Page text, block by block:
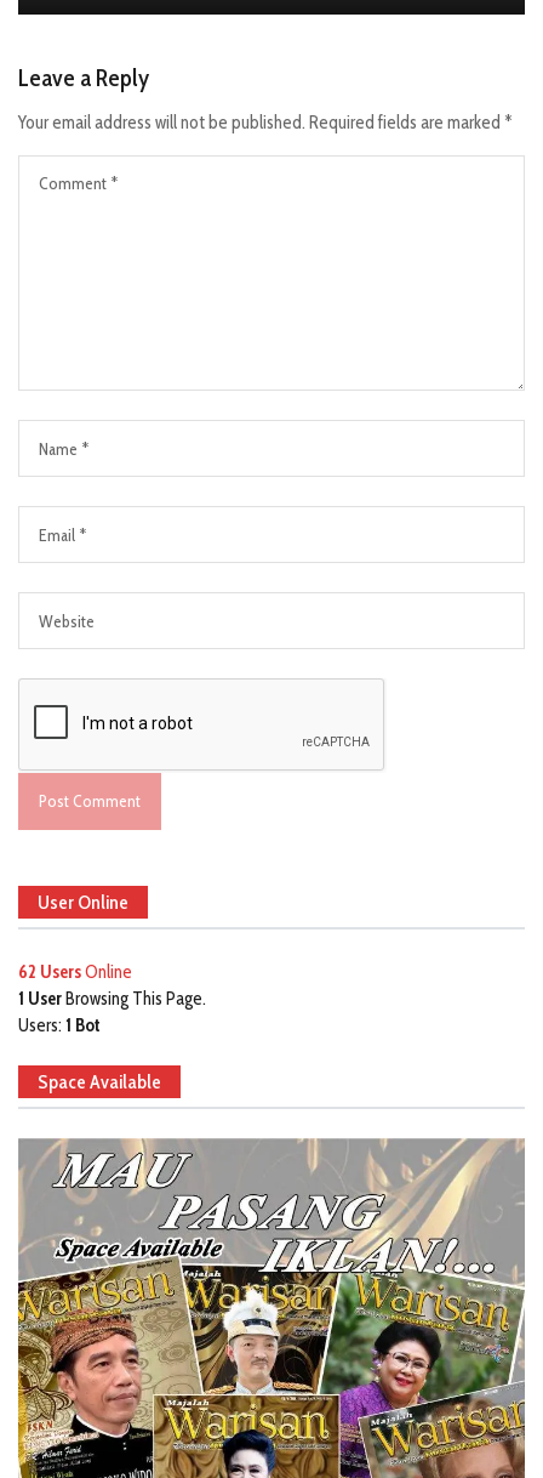
Leave a Reply
Your email address will not be published. Required fields are marked *
User Online
62 UsersOnline
1 UserBrowsing This Page.
Users: 1 Bot
Space Available